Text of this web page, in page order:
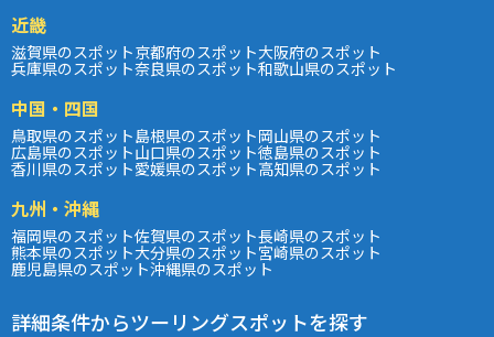
近畿
滋賀県のスポット京都府のスポット大阪府のスポット
兵庫県のスポット奈良県のスポット和歌山県のスポット
中国・四国
鳥取県のスポット島根県のスポット岡山県のスポット
広島県のスポット山口県のスポット徳島県のスポット
香川県のスポット愛媛県のスポット高知県のスポット
九州・沖縄
福岡県のスポット佐賀県のスポット長崎県のスポット
熊本県のスポット大分県のスポット宮崎県のスポット
鹿児島県のスポット沖縄県のスポット
詳細条件からツーリングスポットを探す